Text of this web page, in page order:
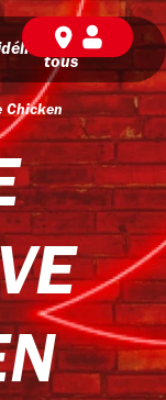
BD pour
tous
Chicken